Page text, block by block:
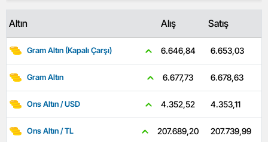
Altın Alış Satış
Gram Altın (Kapalı Çarşı) 6.646,84 6.653,03
Gram Altın 6.677,73 6.678,63
Ons Altın / USD 4.352,52 4.353,11
Ons Altın / TL 207.689,20 207.739,99